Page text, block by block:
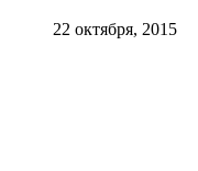
22 октября, 2015